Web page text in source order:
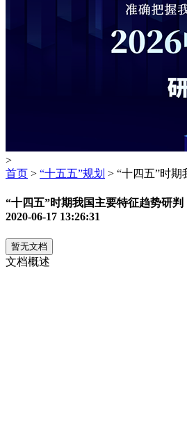
>
首页 > “十五五”规划 > “十四五”时
“十四五”时期我国主要特征趋势研判
2020-06-17 13:26:31
暂无文档
文档概述